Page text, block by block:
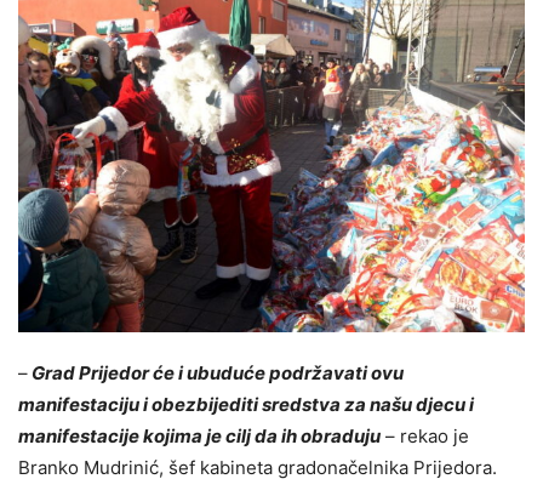
– Grad Prijedor će i ubuduće podržavati ovu
manifestaciju i obezbijediti sredstva za našu djecu i
manifestacije kojima je cilj da ih obraduju – rekao je
Branko Mudrinić, šef kabineta gradonačelnika Prijedora.